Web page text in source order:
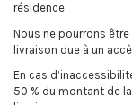
résidence.
Nous ne pourrons
livraison due à un
En cas
50 % du montant de